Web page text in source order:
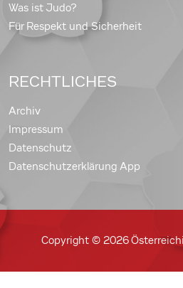
Was ist Judo?
Für Respekt und Sicherheit
RECHTLICHES
Archiv
Impressum
Datenschutz
Datenschutzerklärung App
Copyright © 2026